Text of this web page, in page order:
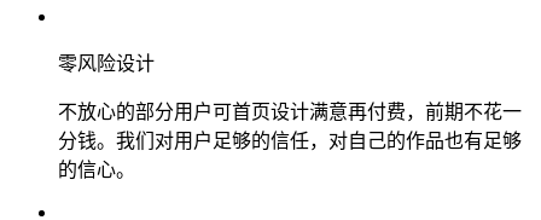
零风险设计
不放心的部分用户可首页设计满意再付费，前期不花一
分钱。我们对用户足够的信任，对自己的作品也有足够
的信心。